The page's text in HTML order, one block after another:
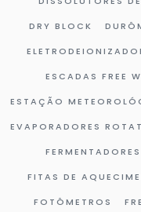
DRY BLOCK
ESCADAS FREE
ESTAÇÃO
EVAPORADORES
FERMENTADORES
FITAS DE
FOTÔMETROS